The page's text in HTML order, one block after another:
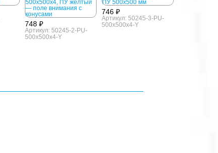
748 ₽
Артикул: 50245-2-PU-
500x500x4-Y
746 ₽
Артикул: 50245-3-PU-
500x500x4-Y